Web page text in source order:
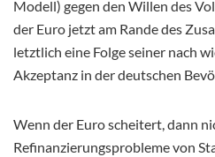
Modell) gegen den Willen des
der Euro jetzt am Rande des
letztlich eine Folge seiner nach
Akzeptanz in der deutschen
Wenn der Euro scheitert, dann
Refinanzierungsprobleme von